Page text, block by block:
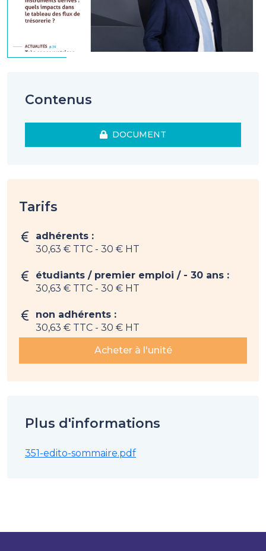
Contenus
DOCUMENT
Tarifs
adhérents :
30,63 € TTC - 30 € HT
étudiants / premier emploi / - 30 ans :
30,63 € TTC - 30 € HT
non adhérents :
30,63 € TTC - 30 € HT
Acheter à l'unité
Plus d'informations
351-edito-sommaire.pdf